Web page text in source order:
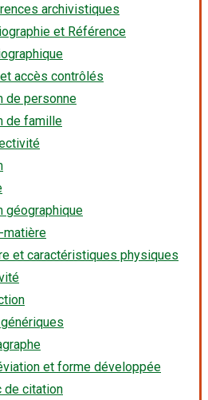
archivistiques
et Référence
accès contrôlés
de personne
de famille
géographique
matière
et caractéristiques physiques
et forme développée
de citation